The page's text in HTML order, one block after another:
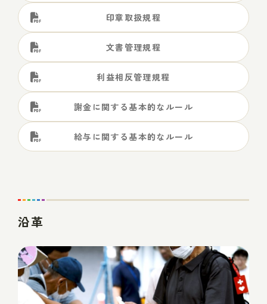
印章取扱規程
文書管理規程
利益相反管理規程
謝金に関する基本的なルール
給与に関する基本的なルール
沿革